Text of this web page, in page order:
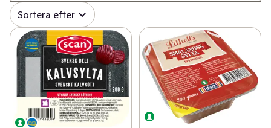
✓ Kött (164)
✓ Pålägg (133)
✓ Kyckling & fågel (110)
✓ Korv (154)
✓ Bullar, biffar & nuggets
✓ Alla (7)
✓ Blodpudding (4)
✓ Sylta (2)
✓ Norrlandspölsa (1)
Sortera efter